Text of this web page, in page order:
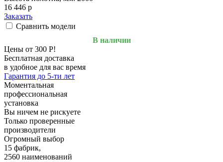
16 446 p
Заказать
Сравнить модели
В наличии
Цены от 300 Р!
Бесплатная доставка
в удобное для вас время
Гарантия до 5-ти лет
Моментальная
профессиональная
установка
Вы ничем не рискуете
Только проверенные
производители
Огромный выбор
15 фабрик,
2560 наименований